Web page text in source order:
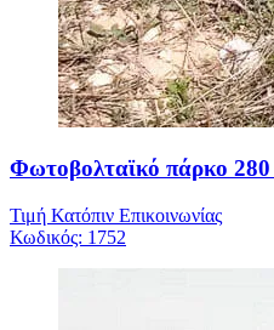
Φωτοβολταϊκό πάρκο
Τιμή Κατόπιν Επικοινωνίας
Κωδικός: 1752